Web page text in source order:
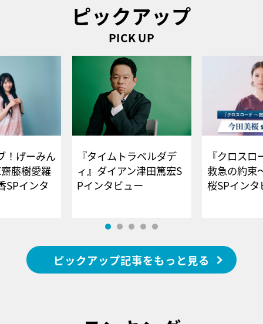
ピックアップ
PICK UP
！げーみん
藤樹愛羅
SPインタ
『タイムトラベルダデ
ィ』ダイアン津田篤宏S
Pインタビュー
『クロス
救急の約束
桜SPイ
ピックアップ記事をもっと見る